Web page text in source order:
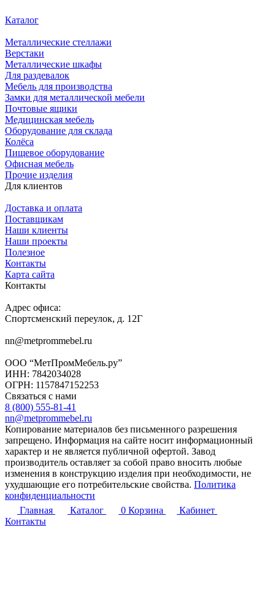
Каталог
Металлические стеллажи
Верстаки
Металлические шкафы
Для раздевалок
Мебель для производства
Замки для металлической мебели
Почтовые ящики
Медицинская мебель
Оборудование для склада
Колёса
Пищевое оборудование
Офисная мебель
Прочие изделия
Для клиентов
Доставка и оплата
Поставщикам
Наши клиенты
Наши проекты
Полезное
Контакты
Карта сайта
Контакты
Адрес офиса:
Спортсменский переулок, д. 12Г
nn@metprommebel.ru
ООО “МетПромМебель.ру”
ИНН: 7842034028
ОГРН: 1157847152253
Связаться с нами
8 (800) 555-81-41
nn@metprommebel.ru
Копирование материалов без письменного разрешения
запрещено. Информация на сайте носит информационный
характер и не является публичной офертой. Завод
производитель оставляет за собой право вносить любые
изменения в конструкцию изделия при необходимости, не
ухудшающие его потребительские свойства. Политика
конфиденциальности
Главная
Каталог 0 Корзина
Кабинет
Контакты